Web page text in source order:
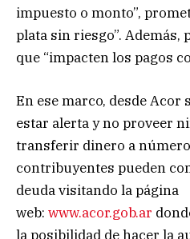
impuesto o monto”,
plata sin riesgo”. Además,
que “impacten los pagos
En ese marco, desde Acor
estar alerta y no proveer
transferir dinero a
contribuyentes pueden
deuda visitando la página
web: www.acor.gob.ar
la posibilidad de hacer la